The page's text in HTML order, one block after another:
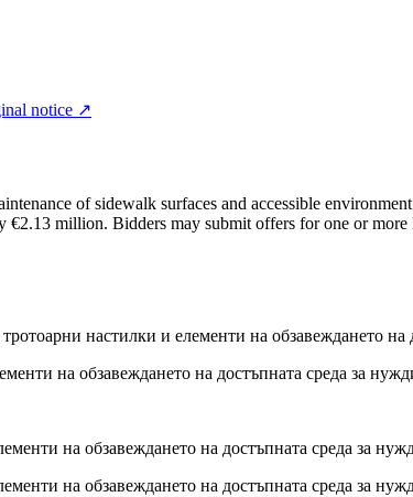
notice ↗
of sidewalk surfaces and accessible
million. Bidders may submit offers for one or
настилки и елементи на обзавеждането
на обзавеждането на достъпната среда за
на обзавеждането на достъпната среда за
на обзавеждането на достъпната среда за